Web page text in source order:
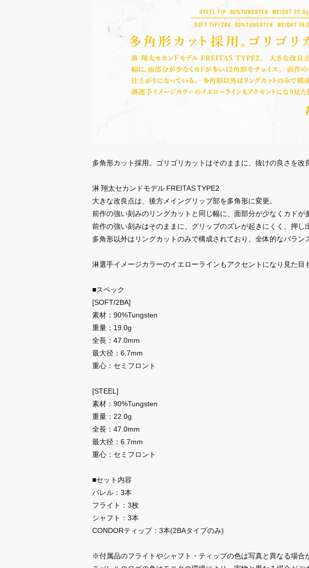
多角形カット採用。ゴリゴリカットはそのままに、抜けの良さを改
淋 翔太セカンドモデル FREITAS TYPE2
大きな改良点は、後方メイングリップ部を多角形に変更。
前作の強い刻みのリングカットと同じ幅に、面部分が少なくカドが
前作の強い刻みはそのままに、グリップのズレが起きにくく、押し
多角形以外はリングカットのみで構成されており、全体的なバラ
淋選手イメージカラーのイエローラインもアクセントになり見た目
■スペック
[SOFT/2BA]
素材：90%Tungsten
重量：19.0g
全長：47.0mm
最大径：6.7mm
重心：セミフロント
[STEEL]
素材：90%Tungsten
重量：22.0g
全長：47.0mm
最大径：6.7mm
重心：セミフロント
■セット内容
バレル：3本
フライト：3枚
シャフト：3本
CONDORティップ：3本(2BAタイプのみ)
※付属品のフライトやシャフト・ティップの色は写真と異なる場合